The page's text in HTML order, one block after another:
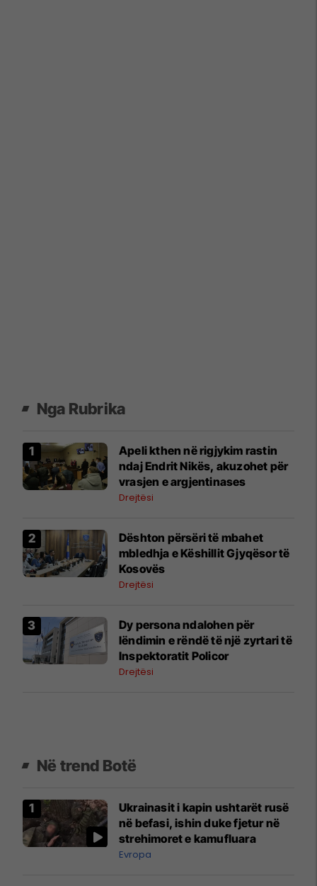
Nga Rubrika
Apeli kthen në rigjykim rastin
ndaj Endrit Nikës, akuzohet për
vrasjen e argjentinases
Drejtësi
​Dështon përsëri të mbahet
mbledhja e Këshillit Gjyqësor të
Kosovës
Drejtësi
Dy persona ndalohen për
lëndimin e rëndë të një zyrtari të
Inspektoratit Policor
Drejtësi
Në trend Botë
Ukrainasit i kapin ushtarët rusë
në befasi, ishin duke fjetur në
strehimoret e kamufluara
Evropa